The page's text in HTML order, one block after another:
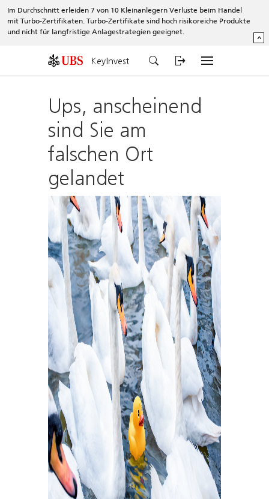
Im Durchschnitt erleiden 7 von 10 Kleinanlegern Verluste beim Handel
mit Turbo-Zertifikaten. Turbo-Zertifikate sind hoch risikoreiche Produkte
und nicht für langfristige Anlagestrategien geeignet.
^
KeyInvest
Ups, anscheinend
sind Sie am
falschen Ort
gelandet